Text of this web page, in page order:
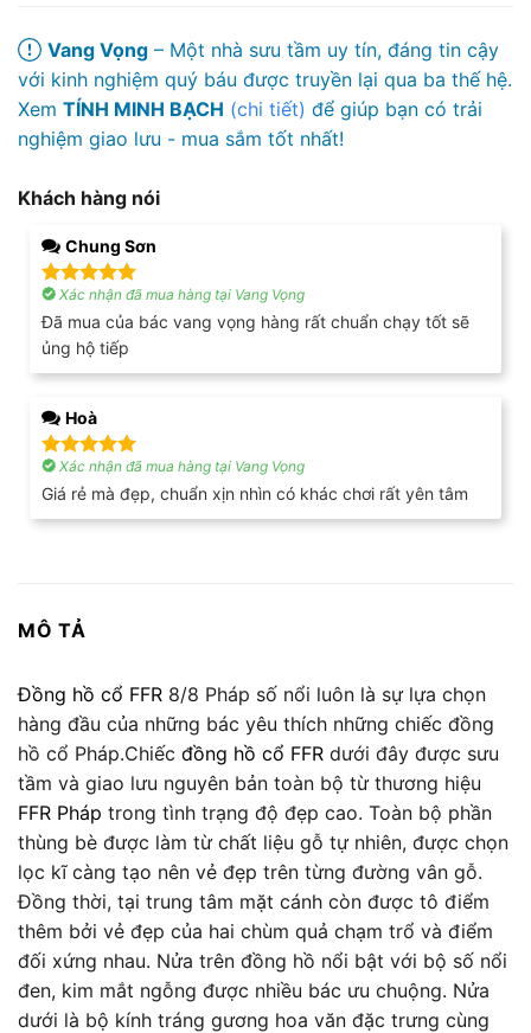
Vang Vọng – Một nhà sưu tầm uy tín, đáng tin cậy
với kinh nghiệm quý báu được truyền lại qua ba thế hệ.
Xem TÍNH MINH BẠCH (chi tiết) để giúp bạn có trải
nghiệm giao lưu - mua sắm tốt nhất!
Khách hàng nói
Chung Sơn
Được xếp
hạng55
sao
Xác nhận đã mua hàng tại Vang Vọng
Đã mua của bác vang vọng hàng rất chuẩn chạy tốt sẽ
ủng hộ tiếp
Hoà
Được xếp
hạng 55
Xác nhận đã mua hàng tại Vang Vọng
Giá rẻ mà đẹp, chuẩn xịn nhìn có khác chơi rất yên tâm
MÔ TẢ
Đồng hồ cổ FFR 8/8 Pháp số nổi luôn là sự lựa chọn
hàng đầu của những bác yêu thích những chiếc đồng
hồ cổ Pháp.Chiếc đồng hồ cổ FFR dưới đây được sưu
tầm và giao lưu nguyên bản toàn bộ từ thương hiệu
FFR Pháp trong tình trạng độ đẹp cao. Toàn bộ phần
thùng bè được làm từ chất liệu gỗ tự nhiên, được chọn
lọc kĩ càng tạo nên vẻ đẹp trên từng đường vân gỗ.
Đồng thời, tại trung tâm mặt cánh còn được tô điểm
thêm bởi vẻ đẹp của hai chùm quả chạm trổ và điểm
đối xứng nhau. Nửa trên đồng hồ nổi bật với bộ số nổi
đen, kim mắt ngỗng được nhiều bác ưu chuộng. Nửa
dưới là bộ kính tráng gương hoa văn đặc trưng cùng